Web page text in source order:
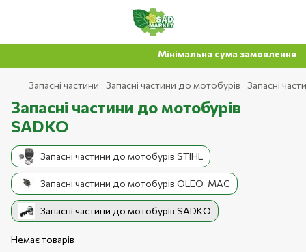
Мінімальна сума замовлення
Запасні частини Запасні частини до мотобурів Запасні
Запасні частини до мотобурів
SADKO
Запасні частини до мотобурів STIHL
Запасні частини до мотобурів OLEO-MAC
Запасні частини до мотобурів SADKO
Немає товарів